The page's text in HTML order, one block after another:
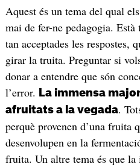
Aquest és un tema del qual
mai de fer-ne pedagogia. Està
tan acceptades les respostes,
girar la truita. Preguntar si
donar a entendre que són
l’error.
La immensa
afruitats a la vegada.
perquè provenen d’una fruita
desenvolupen en la
fruita. Un altre tema és que la